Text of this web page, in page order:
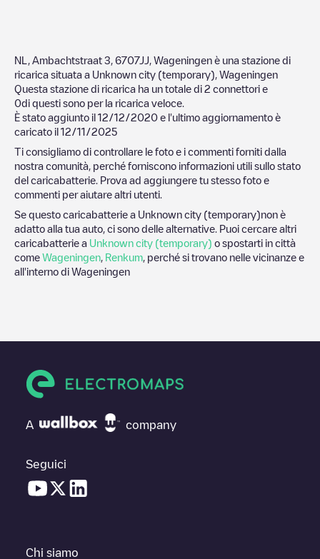
NL, Ambachtstraat 3, 6707JJ, Wageningen è una stazione di
ricarica situata a Unknown city (temporary) Wageningen
Questa stazione di ricarica ha un totale di 2 connettori e
0di questi sono per la ricarica veloce.
È stato aggiunto il 12/12/2020 e l'ultimo aggiornamento è
caricato il 12/11/2025
Ti consigliamo di controllare le foto e i commenti forniti dalla
nostra comunità, perché forniscono informazioni utili sullo stato
del caricabatterie. Prova ad aggiungere tu stesso foto e
commenti per aiutare altri utenti.
Se questo caricabatterie a Unknown city (temporary)non è
adatto alla tua auto, ci sono delle alternative. Puoi cercare altri
caricabatterie a Unknown city (temporary) o spostarti in città
come Wageningen Renkum , perché si trovano nelle vicinanze e
all'interno di Wageningen
A company
Seguici
Chi siamo